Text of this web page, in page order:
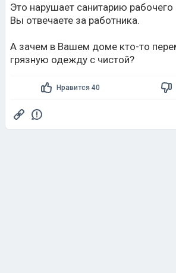
Это нарушает санитарию рабочего
Вы отвечаете за работника.
А зачем в Вашем доме кто-то
грязную одежду с чистой?
Нравится 40